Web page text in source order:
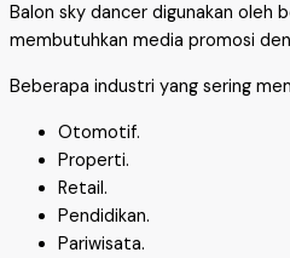
Balon sky dancer digunakan oleh
membutuhkan media promosi
Beberapa industri yang sering
Otomotif.
Properti.
Retail.
Pendidikan.
Pariwisata.